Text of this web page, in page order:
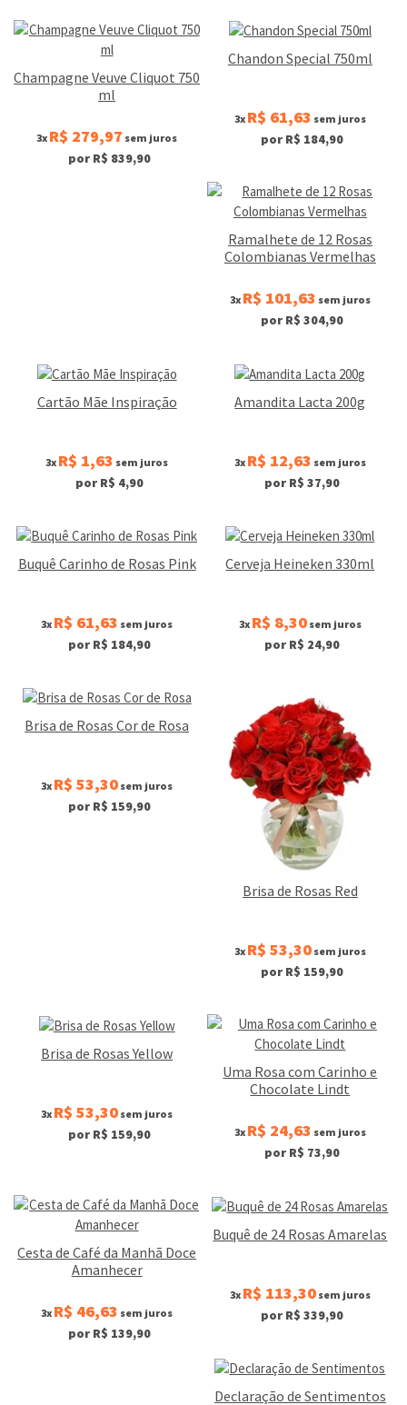
Champagne Veuve Cliquot 750
ml
3x R$ 279,97 sem juros
por R$ 839,90
Chandon Special 750ml
3x R$ 61,63 sem juros
por R$ 184,90
Ramalhete de 12 Rosas
Colombianas Vermelhas
3x R$ 101,63 sem juros
por R$ 304,90
Cartão Mãe Inspiração
3x R$ 1,63 sem juros
por R$ 4,90
Amandita Lacta 200g
3x R$ 12,63 sem juros
por R$ 37,90
Buquê Carinho de Rosas Pink
3x R$ 61,63 sem juros
por R$ 184,90
Cerveja Heineken 330ml
3x R$ 8,30sem juros
por R$ 24,90
Brisa de Rosas Cor de Rosa
3x R$ 53,30 sem juros
por R$ 159,90
Brisa de Rosas Red
3x R$ 53,30sem juros
por R$ 159,90
Brisa de Rosas Yellow
3x R$ 53,30 sem juros
por R$ 159,90
Uma Rosa com Carinho e
Chocolate Lindt
3x R$ 24,63 sem juros
por R$ 73,90
Cesta de Café da Manhã Doce
Amanhecer
3x R$ 46,63 sem juros
por R$ 139,90
Buquê de 24 Rosas Amarelas
3x R$ 113,30sem juros
por R$ 339,90
Declaração de Sentimentos